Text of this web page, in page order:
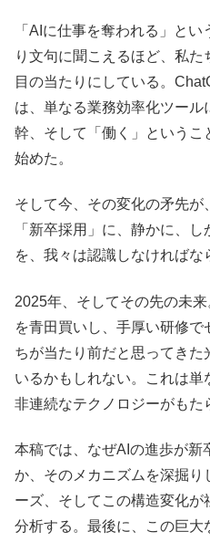
「AIに仕事を奪われる」と
り文句に聞こえるほど、私
目の当たりにしている。
は、単なる業務効率化ツー
幹、そして「働く」というこ
始めた。
そして今、その変化の矛先
「新卒採用」に、静かに、
を、我々は認識しなければな
2025年、そしてその先の未
を青田買いし、手厚い研修
ちが当たり前だと思ってき
いるかもしれない。これは単
非連続なテクノロジーがもた
本稿では、なぜAIの進歩が新
か、そのメカニズムを深掘り
ーズ、そしてこの構造変化
分析する。最後に、この巨大